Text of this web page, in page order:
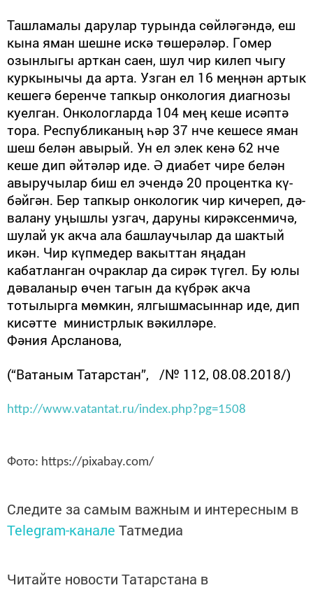
Ташламалы дарулар турында сөйләгәндә, еш
кына яман шешне искә төше­рәләр. Гомер
озынлыгы арткан саен, шул чир килеп чыгу
куркынычы да арта. Узган ел 16 меңнән артык
кешегә беренче тапкыр онкология диагнозы
куелган. Онкологларда 104 мең кеше исәптә
тора. Респуб­ликаның һәр 37 нче кешесе яман
шеш белән авырый. Ун ел элек кенә 62 нче
кеше дип әйтәләр иде. Ә диабет чире белән
авыручылар биш ел эчендә 20 процентка кү­
бәйгән. Бер тапкыр он­кологик чир кичереп, дә­
валану уңышлы узгач, даруны кирәксен­мичә,
шулай ук акча ала башлаучылар да шактый
икән. Чир күпмедер вакыттан яңадан
кабатланган очраклар да сирәк тү­гел. Бу юлы
дәвала­ныр өчен тагын да күбрәк акча
тотылырга мөм­кин, ялгышмасыннар иде, дип
кисәтте министрлык вә­кил­ләре.
Фәния Арсланова,
(“Ватаным Татарстан”, /№ 112, 08.08.2018/)
http://www.vatantat.ru/index.php?pg=1508
Фото: https://pixabay.com/
Следите за самым важным и интересным в
Telegram-канале Татмедиа
Читайте новости Татарстана в